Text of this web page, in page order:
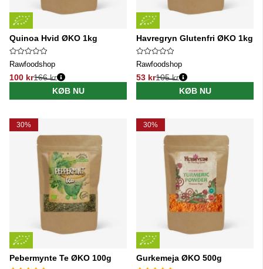
Quinoa Hvid ØKO 1kg
Rawfoodshop
100 kr
Normalpris:
166 kr
KØB NU
Havregryn Glutenfri ØKO 1kg
Rawfoodshop
53 kr
Normalpris:
105 kr
KØB NU
30%
Pebermynte Te ØKO 100g
30%
Gurkemeja ØKO 500g